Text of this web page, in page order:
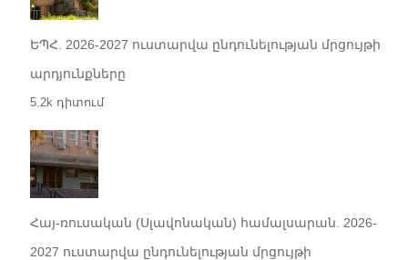
ԵՊՀ. 2026-2027 ուստարվա ընդունելության մրցույթի
արդյունքները
5.2k դիտում
Հայ-ռուսական (Սլավոնական) համալսարան. 2026-
2027 ուստարվա ընդունելության մրցույթի